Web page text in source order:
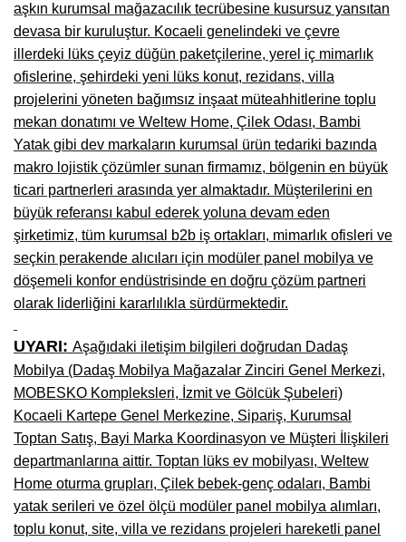
Niğde Mobilyacılar, Mobilya Firmaları, İmalatçıları
Giresun Mobilya Mağazaları, İmalatçıları, Mobilyacıları
aşkın kurumsal mağazacılık tecrübesine kusursuz yansıtan
devasa bir kuruluştur. Kocaeli genelindeki ve çevre
illerdeki lüks çeyiz düğün paketçilerine, yerel iç mimarlık
ofislerine, şehirdeki yeni lüks konut, rezidans, villa
projelerini yöneten bağımsız inşaat müteahhitlerine toplu
mekan donatımı ve Weltew Home, Çilek Odası, Bambi
Yatak gibi dev markaların kurumsal ürün tedariki bazında
makro lojistik çözümler sunan firmamız, bölgenin en büyük
ticari partnerleri arasında yer almaktadır. Müşterilerini en
büyük referansı kabul ederek yoluna devam eden
şirketimiz, tüm kurumsal b2b iş ortakları, mimarlık ofisleri ve
seçkin perakende alıcıları için modüler panel mobilya ve
döşemeli konfor endüstrisinde en doğru çözüm partneri
olarak liderliğini kararlılıkla sürdürmektedir.
UYARI: Aşağıdaki iletişim bilgileri doğrudan Dadaş
Mobilya (Dadaş Mobilya Mağazalar Zinciri Genel Merkezi,
MOBESKO Kompleksleri, İzmit ve Gölcük Şubeleri)
Kocaeli Kartepe Genel Merkezine, Sipariş, Kurumsal
Toptan Satış, Bayi Marka Koordinasyon ve Müşteri İlişkileri
departmanlarına aittir. Toptan lüks ev mobilyası, Weltew
Home oturma grupları, Çilek bebek-genç odaları, Bambi
yatak serileri ve özel ölçü modüler panel mobilya alımları,
toplu konut, site, villa ve rezidans projeleri hareketli panel